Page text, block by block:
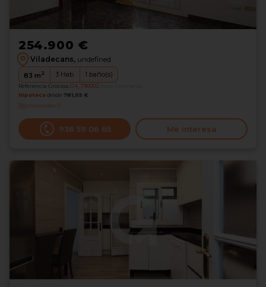
254.900 €
Viladecans, undefined
83 m2 3 Hab. 1 baño(s)
Referencia Grocasa G4_790002
Hipoteca desde 781,05 €
Interesados0
936 59 06 65 Me interesa